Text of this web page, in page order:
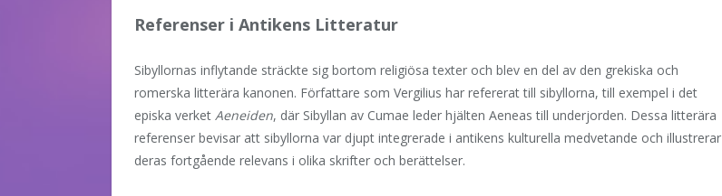
Referenser i Antikens Litteratur
Sibyllornas inflytande sträckte sig bortom religiösa texter och blev en del av den grekiska och
romerska litterära kanonen. Författare som Vergilius har refererat till sibyllorna, till exempel i det
episka verket Aeneiden, där Sibyllan av Cumae leder hjälten Aeneas till underjorden. Dessa litterära
referenser bevisar att sibyllorna var djupt integrerade i antikens kulturella medvetande och illustrerar
deras fortgående relevans i olika skrifter och berättelser.